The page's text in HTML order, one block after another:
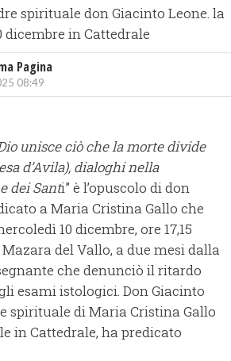
spirituale don Giacinto Leone. la
dicembre in Cattedrale
Pagina
08:49
unisce ciò che la morte divide
d’Avila), dialoghi nella
dei Santi” è l’opuscolo di don
a Maria Cristina Gallo che
10 dicembre, ore 17,15
del Vallo, a due mesi dalla
che denunciò il ritardo
esami istologici. Don Giacinto
spirituale di Maria Cristina Gallo
in Cattedrale, ha predicato